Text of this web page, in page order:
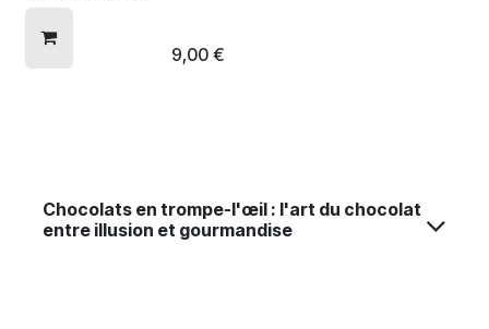
9,00 €
Chocolats en trompe-l'œil : l'art du chocolat
entre illusion et gourmandise